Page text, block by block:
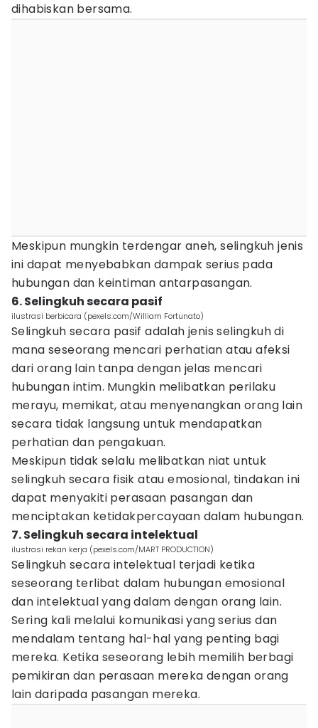
dihabiskan bersama.
Meskipun mungkin terdengar aneh, selingkuh jenis
ini dapat menyebabkan dampak serius pada
hubungan dan keintiman antarpasangan.
6. Selingkuh secara pasif
ilustrasi berbicara (pexels.com/William Fortunato)
Selingkuh secara pasif adalah jenis selingkuh di
mana seseorang mencari perhatian atau afeksi
dari orang lain tanpa dengan jelas mencari
hubungan intim. Mungkin melibatkan perilaku
merayu, memikat, atau menyenangkan orang lain
secara tidak langsung untuk mendapatkan
perhatian dan pengakuan.
Meskipun tidak selalu melibatkan niat untuk
selingkuh secara fisik atau emosional, tindakan ini
dapat menyakiti perasaan pasangan dan
menciptakan ketidakpercayaan dalam hubungan.
7. Selingkuh secara intelektual
ilustrasi rekan kerja (pexels.com/MART PRODUCTION)
Selingkuh secara intelektual terjadi ketika
seseorang terlibat dalam hubungan emosional
dan intelektual yang dalam dengan orang lain.
Sering kali melalui komunikasi yang serius dan
mendalam tentang hal-hal yang penting bagi
mereka. Ketika seseorang lebih memilih berbagi
pemikiran dan perasaan mereka dengan orang
lain daripada pasangan mereka.